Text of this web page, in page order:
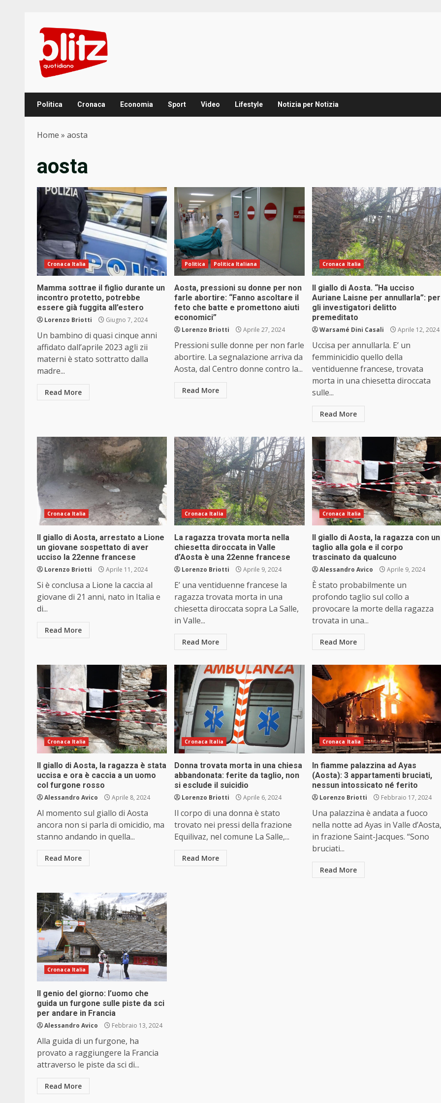
content
Politica Cronaca Economia Sport Video Lifestyle Notizia per Notizia
Home » aosta
aosta
Cronaca Italia
Mamma sottrae il figlio durante un
incontro protetto, potrebbe
essere già fuggita all’estero
Lorenzo Briotti Giugno 7, 2024
Un bambino di quasi cinque anni
affidato dall’aprile 2023 agli zii
materni è stato sottratto dalla
madre...
Read More
Politica Politica Italiana
Aosta, pressioni su donne per non
farle abortire: “Fanno ascoltare il
feto che batte e promettono aiuti
economici”
Lorenzo Briotti Aprile 27, 2024
Pressioni sulle donne per non farle
abortire. La segnalazione arriva da
Aosta, dal Centro donne contro la...
Read More
Cronaca Italia
Il giallo di Aosta. “Ha ucciso
Auriane Laisne per annullarla”: per
gli investigatori delitto
premeditato
Warsamé Dini Casali Aprile 12, 2024
Uccisa per annullarla. E’ un
femminicidio quello della
ventiduenne francese, trovata
morta in una chiesetta diroccata
sulle...
Read More
Cronaca Italia
Il giallo di Aosta, arrestato a Lione
un giovane sospettato di aver
ucciso la 22enne francese
Lorenzo Briotti Aprile 11, 2024
Si è conclusa a Lione la caccia al
giovane di 21 anni, nato in Italia e
di...
Read More
Cronaca Italia
La ragazza trovata morta nella
chiesetta diroccata in Valle
d’Aosta è una 22enne francese
Lorenzo Briotti Aprile 9, 2024
E’ una ventiduenne francese la
ragazza trovata morta in una
chiesetta diroccata sopra La Salle,
in Valle...
Read More
Cronaca Italia
Il giallo di Aosta, la ragazza con un
taglio alla gola e il corpo
trascinato da qualcuno
Alessandro Avico Aprile 9, 2024
È stato probabilmente un
profondo taglio sul collo a
provocare la morte della ragazza
trovata in una...
Read More
Cronaca Italia
Il giallo di Aosta, la ragazza è stata
uccisa e ora è caccia a un uomo
col furgone rosso
Alessandro Avico Aprile 8, 2024
Al momento sul giallo di Aosta
ancora non si parla di omicidio, ma
stanno andando in quella...
Read More
Cronaca Italia
Donna trovata morta in una chiesa
abbandonata: ferite da taglio, non
si esclude il suicidio
Lorenzo Briotti Aprile 6, 2024
Il corpo di una donna è stato
trovato nei pressi della frazione
Equilivaz, nel comune La Salle,...
Read More
Cronaca Italia
In fiamme palazzina ad Ayas
(Aosta): 3 appartamenti bruciati,
nessun intossicato né ferito
Lorenzo Briotti Febbraio 17, 2024
Una palazzina è andata a fuoco
nella notte ad Ayas in Valle d’Aosta,
in frazione Saint-Jacques. “Sono
bruciati...
Read More
Cronaca Italia
Il genio del giorno: l’uomo che
guida un furgone sulle piste da sci
per andare in Francia
Alessandro Avico Febbraio 13, 2024
Alla guida di un furgone, ha
provato a raggiungere la Francia
attraverso le piste da sci di...
Read More